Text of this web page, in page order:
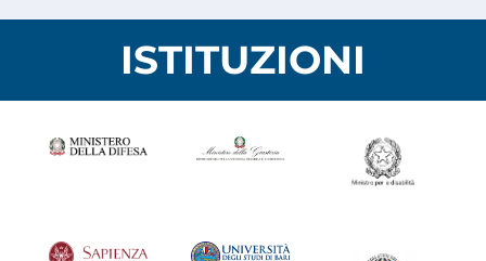
ISTITUZIONI